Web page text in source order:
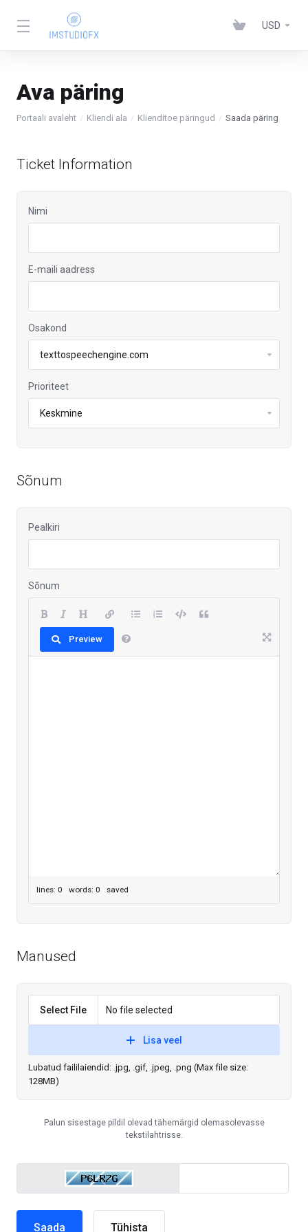
USD
Ava päring
Portaali avaleht Kliendi ala Klienditoe päringud Saada päring
Ticket Information
Nimi
E-maili aadress
Osakond
Prioriteet
Sõnum
Pealkiri
Sõnum
Preview
lines: 0 words: 0 saved
Manused
Select File No file selected
Lisa veel
Lubatud faililaiendid: .jpg, .gif, .jpeg, .png (Max file size:
128MB)
Palun sisestage pildil olevad tähemärgid olemasolevasse
tekstilahtrisse.
Tühista